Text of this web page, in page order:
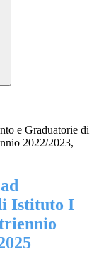
e Graduatorie di
2022/2023,
Istituto I